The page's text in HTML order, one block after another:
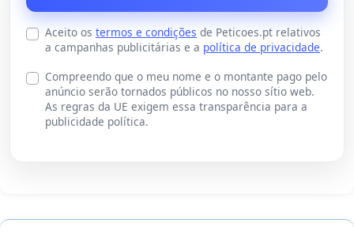
Aceito os termos e condições de Peticoes.pt relativos
a campanhas publicitárias e a política de privacidade.
Compreendo que o meu nome e o montante pago pelo
anúncio serão tornados públicos no nosso sítio web.
As regras da UE exigem essa transparência para a
publicidade política.